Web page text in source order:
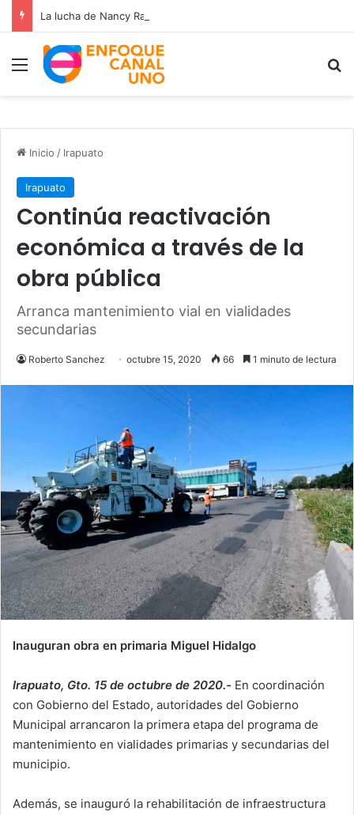
La lucha de Nancy Ramos por la salud de su hijo Miguelito
Menú
Inicio / Irapuato
Irapuato
Continúa reactivación
económica a través de la
obra pública
Arranca mantenimiento vial en vialidades
secundarias
Roberto Sanchez octubre 15, 2020 66 1 minuto de lectura
Inauguran obra en primaria Miguel Hidalgo
Irapuato, Gto. 15 de octubre de 2020.- En coordinación
con Gobierno del Estado, autoridades del Gobierno
Municipal arrancaron la primera etapa del programa de
mantenimiento en vialidades primarias y secundarias del
municipio.
Además, se inauguró la rehabilitación de infraestructura